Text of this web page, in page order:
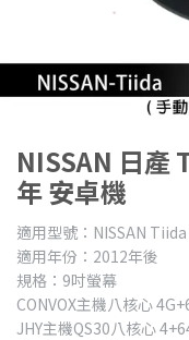
NISSAN 日產
年 安卓機
適用型號：NISSAN
適用年份：2012年後
規格：9吋螢幕
CONVOX主機八核心
JHY主機QS30八核心